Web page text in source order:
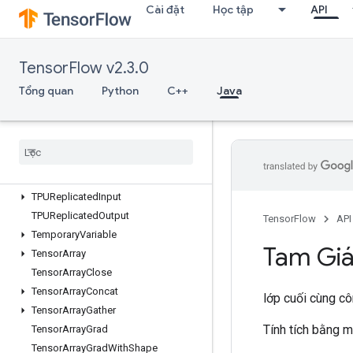
Cài đặt Học tập API
TensorFlow v2.3.0
Tổng quan Python C++ Java
SwitchCond
TPUCompilationResult
TPUEmbeddingActivations
TPUOrdinalSelector
TPUPartitioned
TPUReplicatedInput
TPUReplicatedOutput
TemporaryVariable
TensorArray
TensorArrayClose
TensorArrayConcat
TensorArrayGather
TensorArrayGrad
TensorArrayGradWithShape
TensorFlow API
Tam
lớp cuối cùng
Tính tích bằng